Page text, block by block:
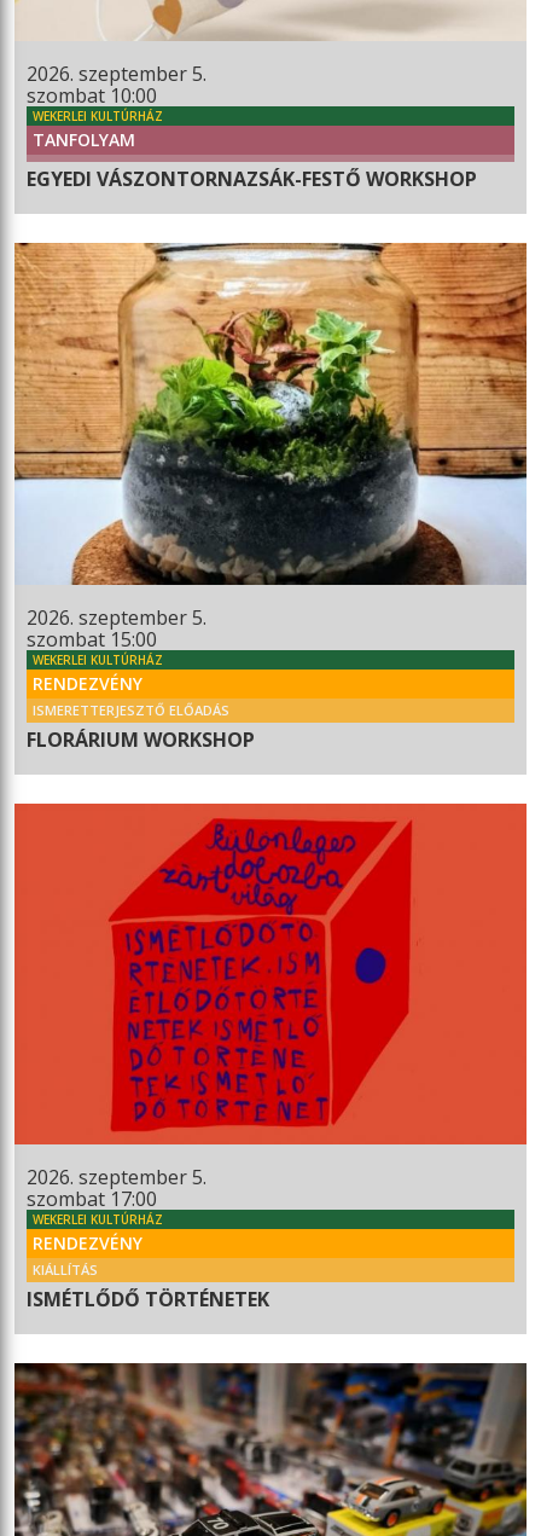
2026. szeptember 5.
szombat 10:00
WEKERLEI KULTÚRHÁZ
TANFOLYAM
EGYEDI VÁSZONTORNAZSÁK-FESTŐ WORKSHOP
2026. szeptember 5.
szombat 15:00
WEKERLEI KULTÚRHÁZ
RENDEZVÉNY
ISMERETTERJESZTŐ ELŐADÁS
FLORÁRIUM WORKSHOP
2026. szeptember 5.
szombat 17:00
WEKERLEI KULTÚRHÁZ
RENDEZVÉNY
KIÁLLÍTÁS
ISMÉTLŐDŐ TÖRTÉNETEK